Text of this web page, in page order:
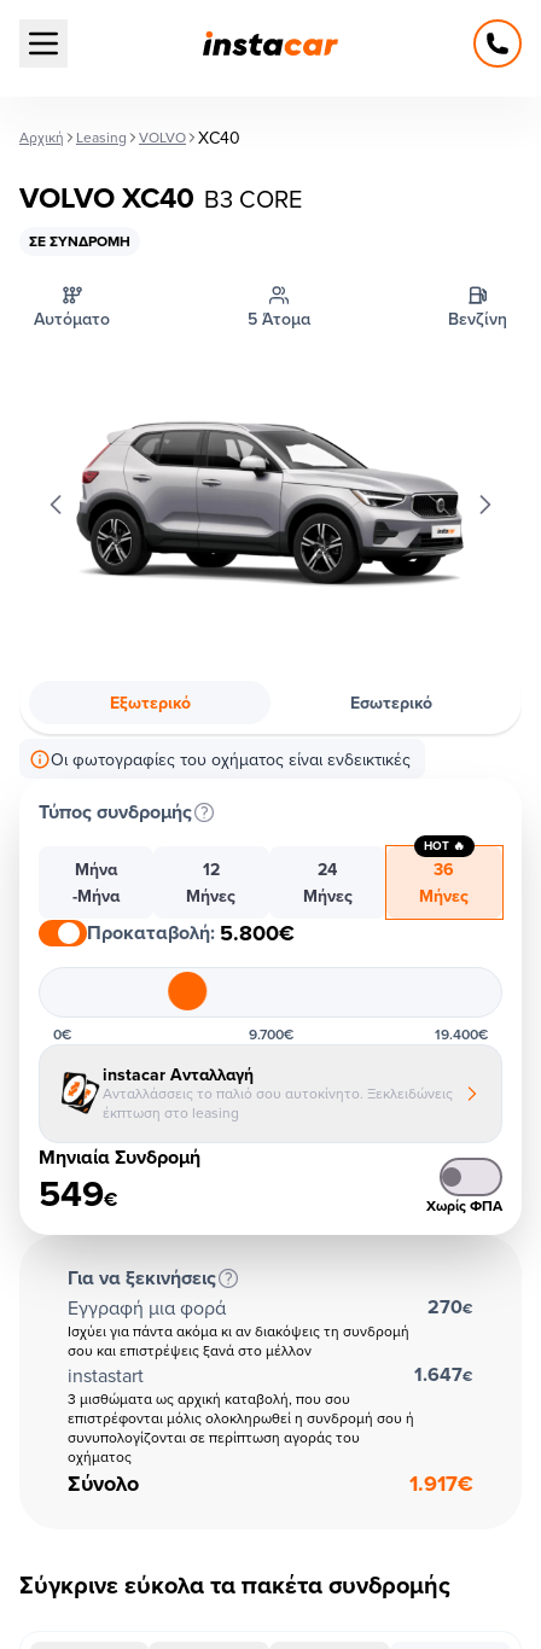
Open main menu
Αρχική Leasing VOLVO XC40
VOLVO XC40 B3 CORE
ΣΕ ΣΥΝΔΡΟΜΉ
Αυτόματο 5 Άτομα Βενζίνη
Εξωτερικό Εσωτερικό
Οι φωτογραφίες του οχήματος είναι ενδεικτικές
Τύπος συνδρομής
Μήνα
-Μήνα
12
Μήνες
24
Μήνες
36
Μήνες
HOT 🔥
Προκαταβολή: 5.800€
0€ 9.700€ 19.400€
instacar Ανταλλαγή
Ανταλλάσσεις το παλιό σου αυτοκίνητο. Ξεκλειδώνεις
έκπτωση στο leasing
Μηνιαία Συνδρομή
549€ Χωρίς ΦΠΑ
Για να ξεκινήσεις
Εγγραφή μια φορά
Ισχύει για πάντα ακόμα κι αν διακόψεις τη συνδρομή
σου και επιστρέψεις ξανά στο μέλλον
270€
instastart
3 μισθώματα ως αρχική καταβολή, που σου
επιστρέφονται μόλις ολοκληρωθεί η συνδρομή σου ή
συνυπολογίζονται σε περίπτωση αγοράς του
οχήματος
1.647€
Σύνολο 1.917€
Σύγκρινε εύκολα τα πακέτα συνδρομής